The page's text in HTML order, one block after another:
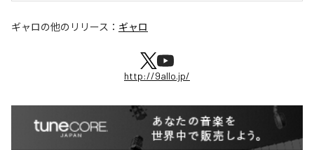
ギャロの他のリリース： ギャロ
http://9allo.jp/